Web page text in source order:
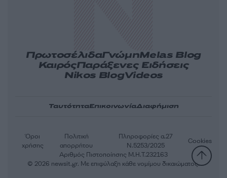
ΠρωτοσέλιδαΓνώμηMelas Blog
ΚαιρόςΠαράξενες Ειδήσεις
Nikos BlogVideos
ΤαυτότηταΕπικοινωνίαΔιαφήμιση
Αριθμός Πιστοποίησης Μ.Η.Τ.232163
Όροι
χρήσης
Πολιτική
απορρήτου
Πληροφορίες α.27
Ν.5253/2025
Cookies
© 2026 newsit.gr. Με επιφύλαξη κάθε νομίμου δικαιώματος.